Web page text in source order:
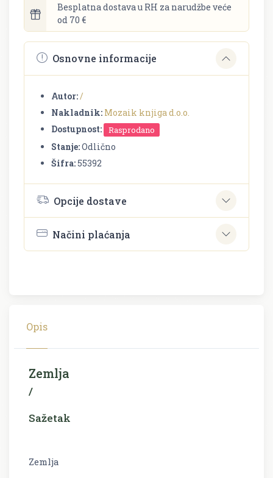
Besplatna dostava u RH za narudžbe veće
od 70 €
Osnovne informacije
Autor:/
Nakladnik: Mozaik knjiga d.o.o.
Dostupnost:
Rasprodano
Stanje:Odlično
Šifra:55392
Opcije dostave
Načini plaćanja
Opis
Zemlja
/
Sažetak
Zemlja